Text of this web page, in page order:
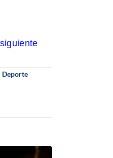
Deporte